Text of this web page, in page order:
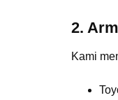
2.
Kami